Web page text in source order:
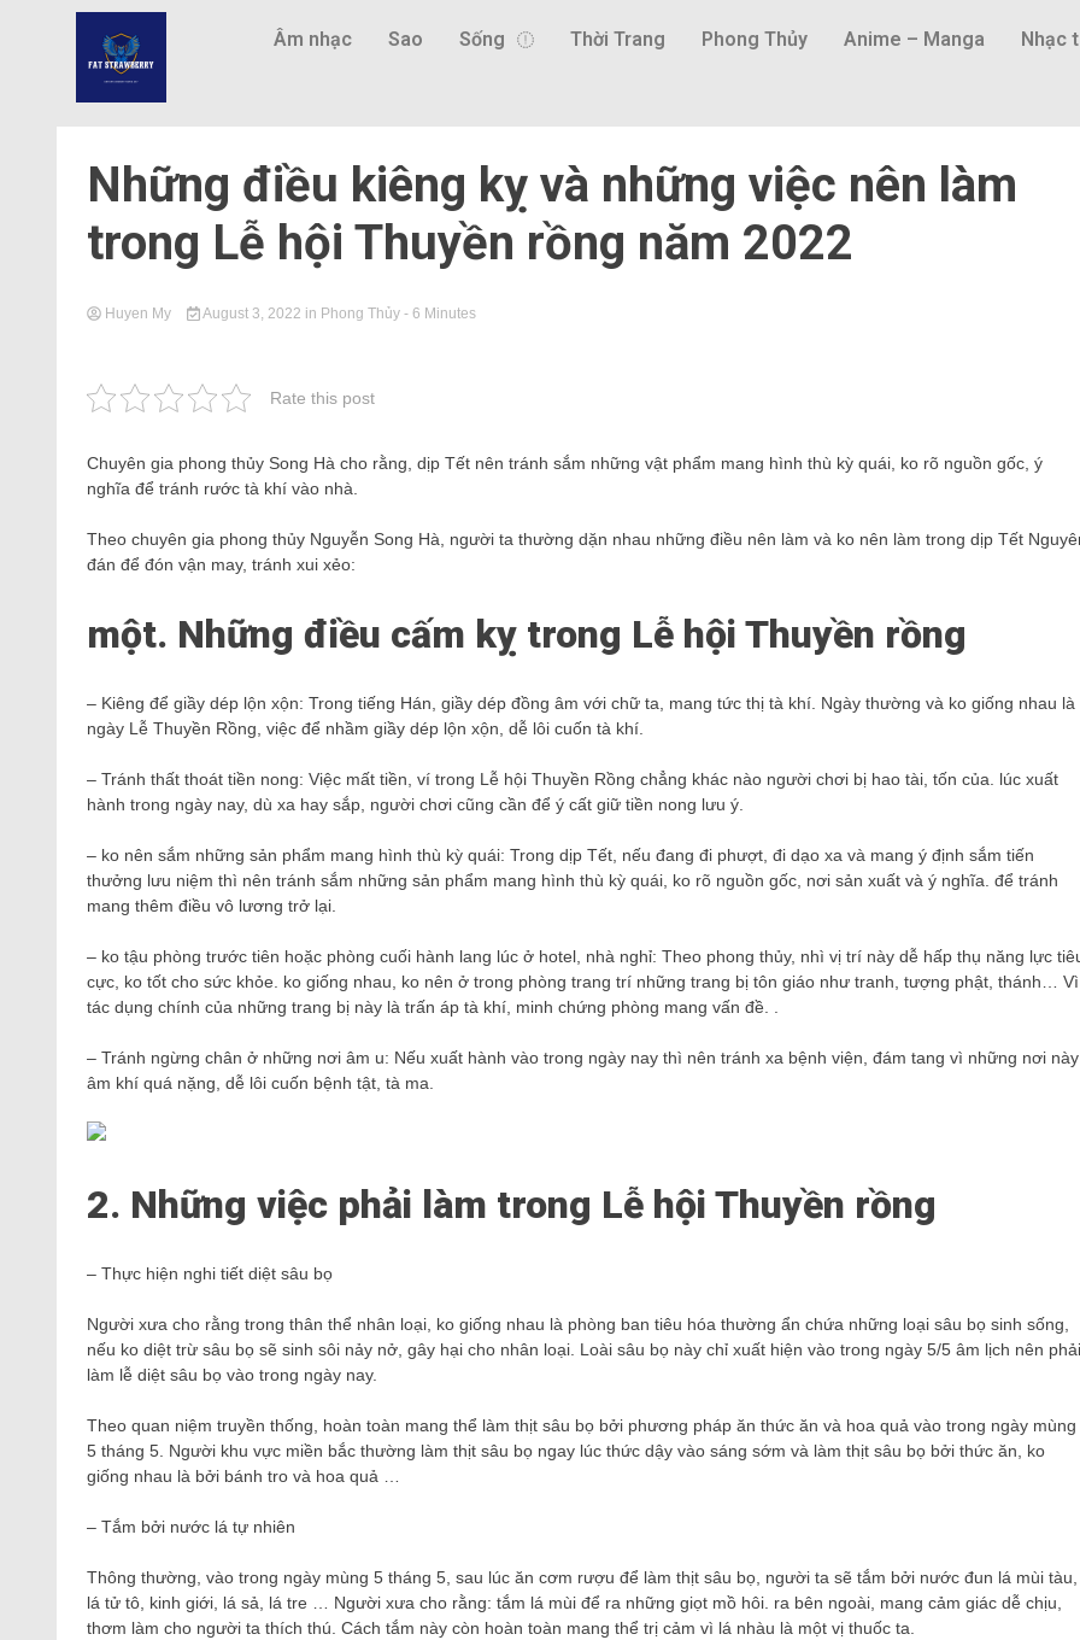
Âm nhạc Sao Sống Thời Trang Phong Thủy Anime – Manga Nhạc
Những điều kiêng kỵ và những việc nên làm
trong Lễ hội Thuyền rồng năm 2022
Huyen My August 3, 2022 in Phong Thủy - 6 Minutes
Rate this post
Chuyên gia phong thủy Song Hà cho rằng, dịp Tết nên tránh sắm những vật phẩm mang hình thù kỳ quái, ko rõ nguồn gốc, ý
nghĩa để tránh rước tà khí vào nhà.
Theo chuyên gia phong thủy Nguyễn Song Hà, người ta thường dặn nhau những điều nên làm và ko nên làm trong dịp Tết
đán để đón vận may, tránh xui xẻo:
một. Những điều cấm kỵ trong Lễ hội Thuyền rồng
– Kiêng để giầy dép lộn xộn: Trong tiếng Hán, giầy dép đồng âm với chữ ta, mang tức thị tà khí. Ngày thường và ko giống nhau là
ngày Lễ Thuyền Rồng, việc để nhầm giầy dép lộn xộn, dễ lôi cuốn tà khí.
– Tránh thất thoát tiền nong: Việc mất tiền, ví trong Lễ hội Thuyền Rồng chẳng khác nào người chơi bị hao tài, tốn của. lúc xuất
hành trong ngày nay, dù xa hay sắp, người chơi cũng cần để ý cất giữ tiền nong lưu ý.
– ko nên sắm những sản phẩm mang hình thù kỳ quái: Trong dịp Tết, nếu đang đi phượt, đi dạo xa và mang ý định sắm tiến
thưởng lưu niệm thì nên tránh sắm những sản phẩm mang hình thù kỳ quái, ko rõ nguồn gốc, nơi sản xuất và ý nghĩa. để tránh
mang thêm điều vô lương trở lại.
– ko tậu phòng trước tiên hoặc phòng cuối hành lang lúc ở hotel, nhà nghỉ: Theo phong thủy, nhì vị trí này dễ hấp thụ năng lực
cực, ko tốt cho sức khỏe. ko giống nhau, ko nên ở trong phòng trang trí những trang bị tôn giáo như tranh, tượng phật, thánh… Vì
tác dụng chính của những trang bị này là trấn áp tà khí, minh chứng phòng mang vấn đề. .
– Tránh ngừng chân ở những nơi âm u: Nếu xuất hành vào trong ngày nay thì nên tránh xa bệnh viện, đám tang vì những nơi này
âm khí quá nặng, dễ lôi cuốn bệnh tật, tà ma.
2. Những việc phải làm trong Lễ hội Thuyền rồng
– Thực hiện nghi tiết diệt sâu bọ
Người xưa cho rằng trong thân thể nhân loại, ko giống nhau là phòng ban tiêu hóa thường ẩn chứa những loại sâu bọ sinh sống,
nếu ko diệt trừ sâu bọ sẽ sinh sôi nảy nở, gây hại cho nhân loại. Loài sâu bọ này chỉ xuất hiện vào trong ngày 5/5 âm lịch nên phải
làm lễ diệt sâu bọ vào trong ngày nay.
Theo quan niệm truyền thống, hoàn toàn mang thể làm thịt sâu bọ bởi phương pháp ăn thức ăn và hoa quả vào trong ngày mùng
5 tháng 5. Người khu vực miền bắc thường làm thịt sâu bọ ngay lúc thức dậy vào sáng sớm và làm thịt sâu bọ bởi thức ăn, ko
giống nhau là bởi bánh tro và hoa quả …
– Tắm bởi nước lá tự nhiên
Thông thường, vào trong ngày mùng 5 tháng 5, sau lúc ăn cơm rượu để làm thịt sâu bọ, người ta sẽ tắm bởi nước đun lá mùi tàu,
lá tử tô, kinh giới, lá sả, lá tre … Người xưa cho rằng: tắm lá mùi để ra những giọt mồ hôi. ra bên ngoài, mang cảm giác dễ chịu,
thơm làm cho người ta thích thú. Cách tắm này còn hoàn toàn mang thể trị cảm vì lá nhàu là một vị thuốc ta.